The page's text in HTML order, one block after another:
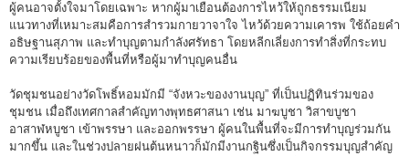
ผู้คนอาจตั้งใจมาโดยเฉพาะ หากผู้มาเยือนต้องการไหว้ให้ถูกธรรมเนียม
แนวทางที่เหมาะสมคือการสำรวมกายวาจาใจ ไหว้ด้วยความเคารพ ใช้ถ้อยคำ
อธิษฐานสุภาพ และทำบุญตามกำลังศรัทธา โดยหลีกเลี่ยงการทำสิ่งที่กระทบ
ความเรียบร้อยของพื้นที่หรือผู้มาทำบุญคนอื่น
วัดชุมชนอย่างวัดโพธิ์หอมมักมี “จังหวะของงานบุญ” ที่เป็นปฏิทินร่วมของ
ชุมชน เมื่อถึงเทศกาลสำคัญทางพุทธศาสนา เช่น มาฆบูชา วิสาขบูชา
อาสาฬหบูชา เข้าพรรษา และออกพรรษา ผู้คนในพื้นที่จะมีการทำบุญร่วมกัน
มากขึ้น และในช่วงปลายฝนต้นหนาวก็มักมีงานกฐินซึ่งเป็นกิจกรรมบุญสำคัญ